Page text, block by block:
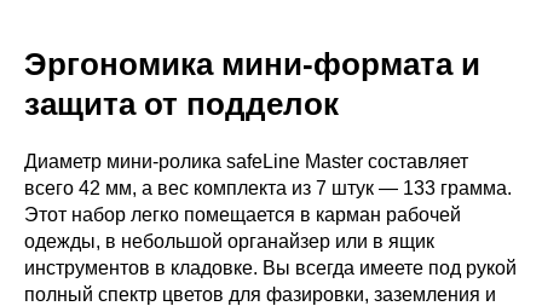
Эргономика мини-формата и
защита от подделок
Диаметр мини-ролика safeLine Master составляет
всего 42 мм, а вес комплекта из 7 штук — 133 грамма.
Этот набор легко помещается в карман рабочей
одежды, в небольшой органайзер или в ящик
инструментов в кладовке. Вы всегда имеете под рукой
полный спектр цветов для фазировки, заземления и